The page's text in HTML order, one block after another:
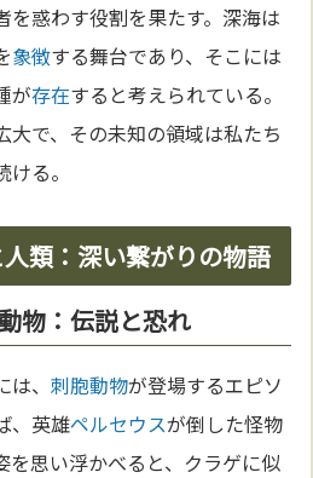
を惑わす役割を果たす。深海は
象徴する舞台であり、そこには
が存在すると考えられている。
大で、その未知の領域は私たち
る。
類：深い繋がりの物語
物：伝説と恐れ
は、刺胞動物が登場するエピソ
、英雄ペルセウスが倒した怪物
を思い浮かべると、クラゲに似